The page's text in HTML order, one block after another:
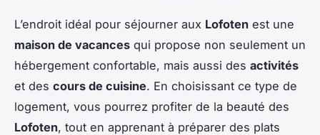
L’endroit idéal pour séjourner aux Lofoten est une
maison de vacances qui propose non seulement un
hébergement confortable, mais aussi des activités
et des cours de cuisine. En choisissant ce type de
logement, vous pourrez profiter de la beauté des
Lofoten, tout en apprenant à préparer des plats